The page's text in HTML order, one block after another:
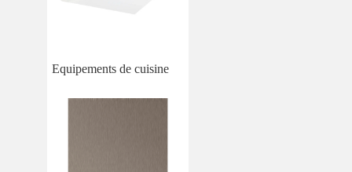
Equipements de cuisine